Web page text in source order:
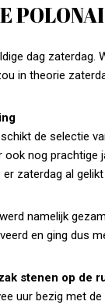
dag zaterdag.
in theorie
de selectie
ook nog prachtige
er zaterdag al
namelijk
en ging dus
stenen op de
uur bezig met